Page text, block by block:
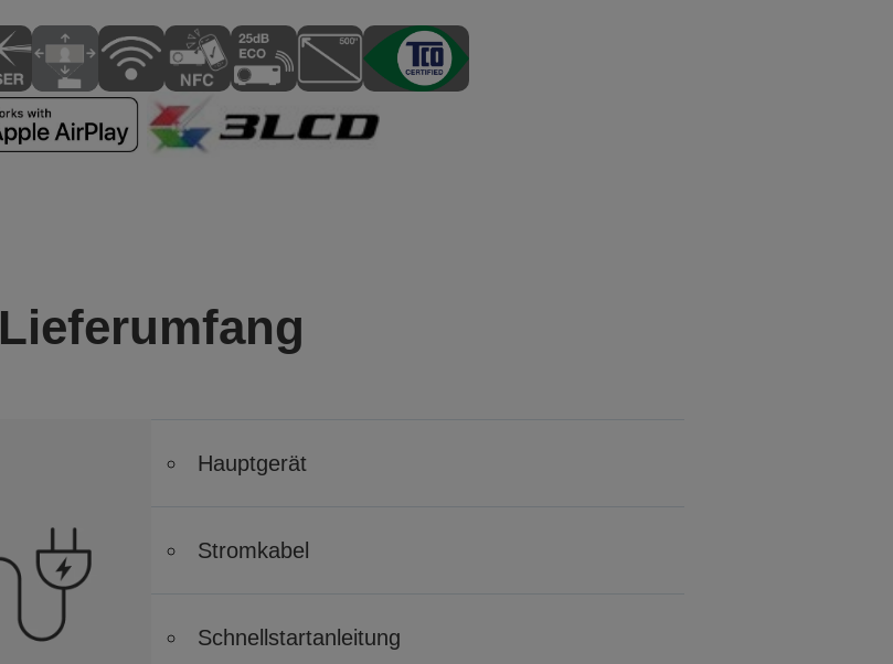
Lieferumfang
Hauptgerät
Stromkabel
Schnellstartanleitung